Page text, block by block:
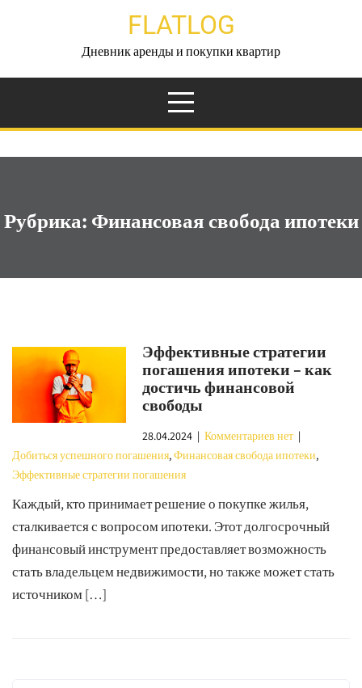
FLATLOG
Дневник аренды и покупки квартир
Рубрика: Финансовая свобода ипотеки
Эффективные стратегии
погашения ипотеки – как
достичь финансовой
свободы
28.04.2024 |Комментариев нет |
Добиться успешного погашения,Финансовая свобода ипотеки,
Эффективные стратегии погашения
Каждый, кто принимает решение о покупке жилья,
сталкивается с вопросом ипотеки. Этот долгосрочный
финансовый инструмент предоставляет возможность
стать владельцем недвижимости, но также может стать
источником […]